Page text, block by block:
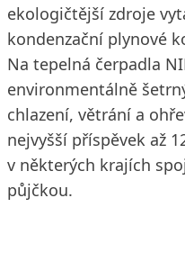
ekologičtější zdroje
kondenzační plynové
Na tepelná čerpadla
environmentálně
chlazení, větrání a
nejvyšší příspěvek až
v některých krajích
půjčkou.